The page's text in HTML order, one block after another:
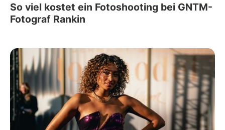
So viel kostet ein Fotoshooting bei GNTM-
Fotograf Rankin